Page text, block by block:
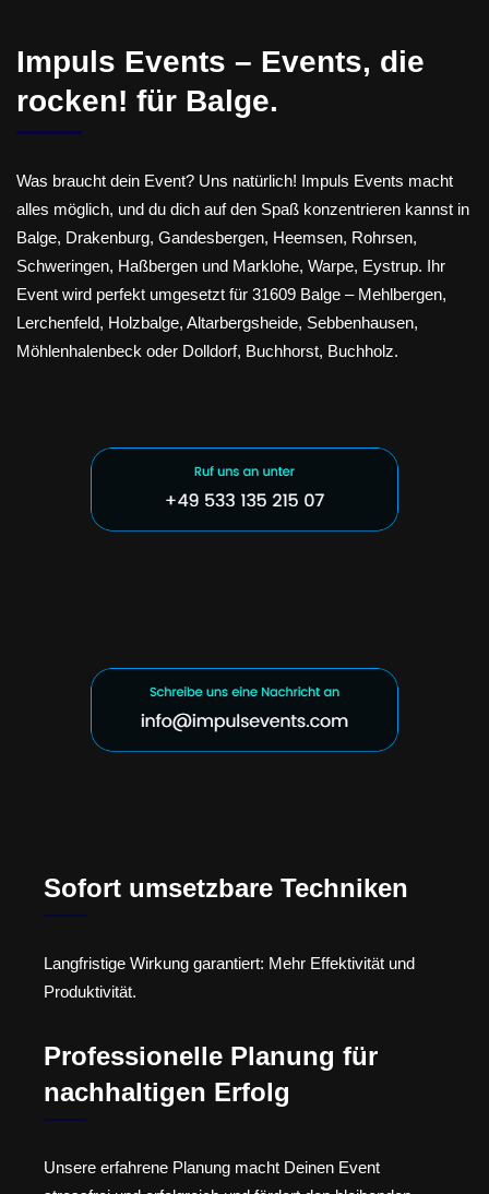
Impuls Events – Events, die
rocken! für Balge.
Was braucht dein Event? Uns natürlich! Impuls Events macht
alles möglich, und du dich auf den Spaß konzentrieren kannst in
Balge, Drakenburg, Gandesbergen, Heemsen, Rohrsen,
Schweringen, Haßbergen und Marklohe, Warpe, Eystrup. Ihr
Event wird perfekt umgesetzt für 31609 Balge – Mehlbergen,
Lerchenfeld, Holzbalge, Altarbergsheide, Sebbenhausen,
Möhlenhalenbeck oder Dolldorf, Buchhorst, Buchholz.
Sofort umsetzbare Techniken
Langfristige Wirkung garantiert: Mehr Effektivität und
Produktivität.
Professionelle Planung für
nachhaltigen Erfolg
Unsere erfahrene Planung macht Deinen Event